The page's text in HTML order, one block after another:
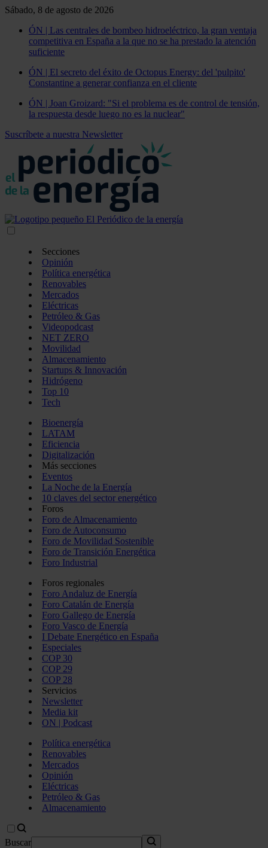
Sábado, 8 de agosto de 2026
ÓN | Las centrales de bombeo hidroeléctrico, la gran ventaja
competitiva en España a la que no se ha prestado la atención
suficiente
ÓN | El secreto del éxito de Octopus Energy: del 'pulpito'
Constantine a generar confianza en el cliente
ÓN | Joan Groizard: "Si el problema es de control de tensión,
la respuesta desde luego no es la nuclear"
Suscríbete a nuestra Newsletter
Secciones
Opinión
Política energética
Renovables
Mercados
Eléctricas
Petróleo & Gas
Videopodcast
NET ZERO
Movilidad
Almacenamiento
Startups & Innovación
Hidrógeno
Top 10
Tech
Bioenergía
LATAM
Eficiencia
Digitalización
Más secciones
Eventos
La Noche de la Energía
10 claves del sector energético
Foros
Foro de Almacenamiento
Foro de Autoconsumo
Foro de Movilidad Sostenible
Foro de Transición Energética
Foro Industrial
Foros regionales
Foro Andaluz de Energía
Foro Catalán de Energía
Foro Gallego de Energía
Foro Vasco de Energía
I Debate Energético en España
Especiales
COP 30
COP 29
COP 28
Servicios
Newsletter
Media kit
ON | Podcast
Política energética
Renovables
Mercados
Opinión
Eléctricas
Petróleo & Gas
Almacenamiento
Buscar